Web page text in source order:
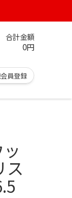
合計金額
0円
員登録
ス